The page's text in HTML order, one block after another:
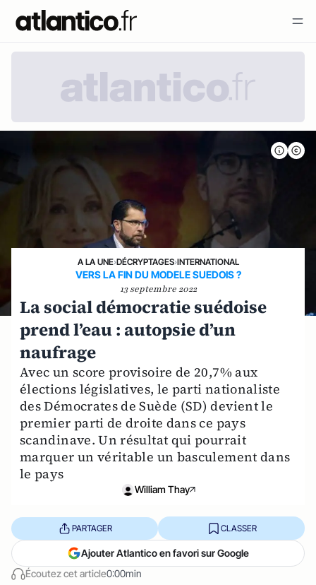
A LA UNE›DÉCRYPTAGES›INTERNATIONAL
VERS LA FIN DU MODELE SUEDOIS ?
13 septembre 2022
La social démocratie suédoise
prend l’eau : autopsie d’un
naufrage
Avec un score provisoire de 20,7% aux
élections législatives, le parti nationaliste
des Démocrates de Suède (SD) devient le
premier parti de droite dans ce pays
scandinave. Un résultat qui pourrait
marquer un véritable un basculement dans
le pays
William Thay
Écoutez cet article0:00min
PARTAGER CLASSER
Ajouter Atlantico en favori sur Google